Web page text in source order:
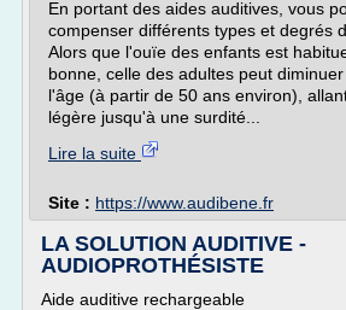
En portant des aides auditives, vous
compenser différents types et degrés
Alors que l'ouïe des enfants est
bonne, celle des adultes peut
l'âge (à partir de 50 ans environ),
légère jusqu'à une surdité...
Lire la suite
Site : https://www.audibene.fr
LA SOLUTION AUDITIVE -
AUDIOPROTHÉSISTE
Aide auditive rechargeable